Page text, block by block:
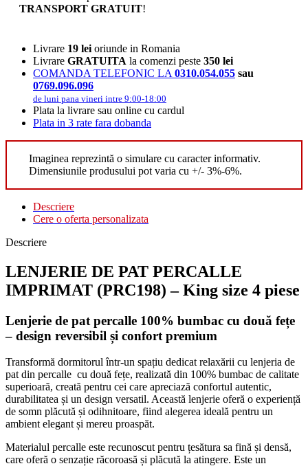
TRANSPORT GRATUIT!
Livrare 19 lei oriunde in Romania
Livrare GRATUITA la comenzi peste 350 lei
COMANDA TELEFONIC LA 0310.054.055 sau
0769.096.096
de luni pana vineri intre 9:00-18:00
Plata la livrare sau online cu cardul
Plata in 3 rate fara dobanda
Imaginea reprezintă o simulare cu caracter informativ.
Dimensiunile produsului pot varia cu +/- 3%-6%.
Descriere
Cere o oferta personalizata
Descriere
LENJERIE DE PAT PERCALLE
IMPRIMAT (PRC198) – King size 4 piese
Lenjerie de pat percalle 100% bumbac cu două fețe
– design reversibil și confort premium
Transformă dormitorul într-un spațiu dedicat relaxării cu lenjeria de
pat din percalle cu două fețe, realizată din 100% bumbac de calitate
superioară, creată pentru cei care apreciază confortul autentic,
durabilitatea și un design versatil. Această lenjerie oferă o experiență
de somn plăcută și odihnitoare, fiind alegerea ideală pentru un
ambient elegant și mereu proaspăt.
Materialul percalle este recunoscut pentru țesătura sa fină și densă,
care oferă o senzație răcoroasă și plăcută la atingere. Este un